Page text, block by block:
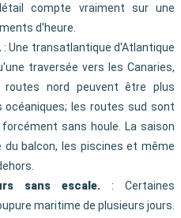
compte vraiment sur une
d'heure.
: Une transatlantique d'Atlantique
traversée vers les Canaries,
routes nord peuvent être plus
les routes sud sont
sans houle. La saison
balcon, les piscines et même
sans escale.: Certaines
maritime de plusieurs jours.